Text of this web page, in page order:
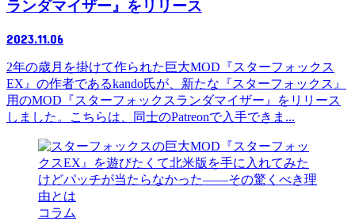
ランダマイザー』をリリース
2023.11.06
2年の歳月を掛けて作られた巨大MOD『スターフォックス
EX』の作者であるkando氏が、新たな『スターフォックス』
用のMOD『スターフォックスランダマイザー』をリリース
しました。こちらは、同士のPatreonで入手できま...
コラム